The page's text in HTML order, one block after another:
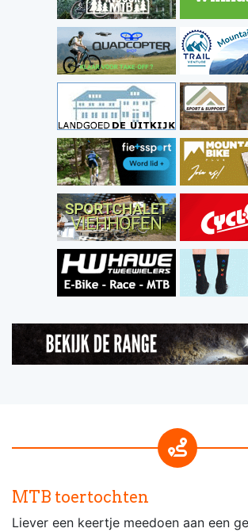
MTB toertochten
Liever een keertje meedoen aan een